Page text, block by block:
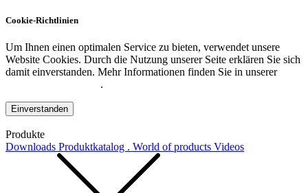
Cookie-Richtlinien
Um Ihnen einen optimalen Service zu bieten, verwendet unsere
Website Cookies. Durch die Nutzung unserer Seite erklären Sie sich
damit einverstanden. Mehr Informationen finden Sie in unserer
.
Einverstanden
Produkte
Downloads Produktkatalog . World of products Videos